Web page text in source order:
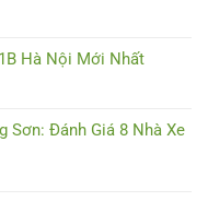
Hà Nội Mới Nhất
Sơn: Đánh Giá 8 Nhà Xe